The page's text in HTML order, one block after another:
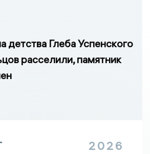
детства Глеба Успенского
расселили, памятник
2026